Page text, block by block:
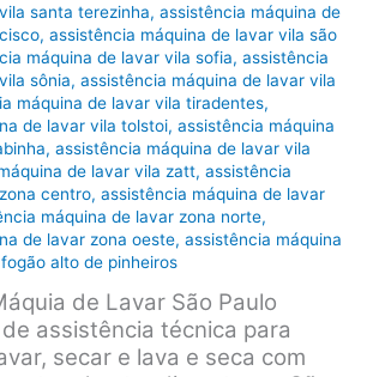
santa terezinha,assistência máquina de
,assistência máquina de lavar vila são
máquina de lavar vila sofia,assistência
sônia,assistência máquina de lavar vila
máquina de lavar vila tiradentes,
de lavar vila tolstoi,assistência máquina
,assistência máquina de lavar vila
de lavar vila zatt,assistência
centro,assistência máquina de lavar
máquina de lavar zona norte,
de lavar zona oeste,assistência máquina
fogão alto de pinheiros
de Lavar São Paulo
assistência técnica para
secar e lava e seca com